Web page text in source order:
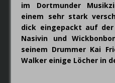
im Dortmunder
einem sehr stark
dick eingepackt auf der
Nasivin und
seinem Drummer Kai
Walker einige Löcher in